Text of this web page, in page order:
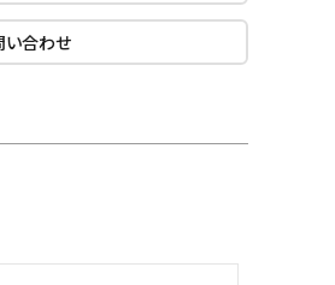
い合わせ